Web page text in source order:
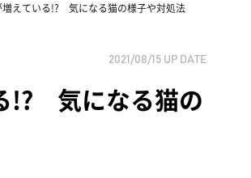
増えている!? 気になる猫の様子や対処法
2021/08/15 UP DATE
!? 気になる猫の